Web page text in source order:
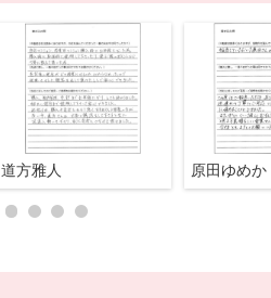
道方雅人 原田ゆめか